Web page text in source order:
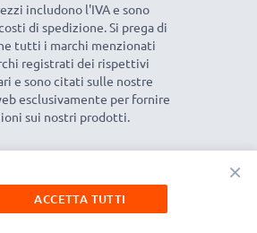
includono l'IVA e sono
di spedizione. Si prega di
tutti i marchi menzionati
registrati dei rispettivi
e sono citati sulle nostre
esclusivamente per fornire
sui nostri prodotti.
×
ACCETTA TUTTI